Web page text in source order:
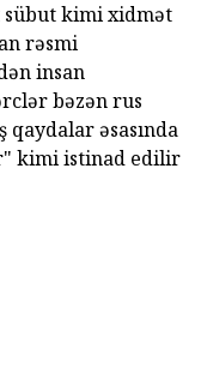
sübut kimi xidmət
rəsmi
insan
bəzən rus
əsasında
kimi istinad edilir